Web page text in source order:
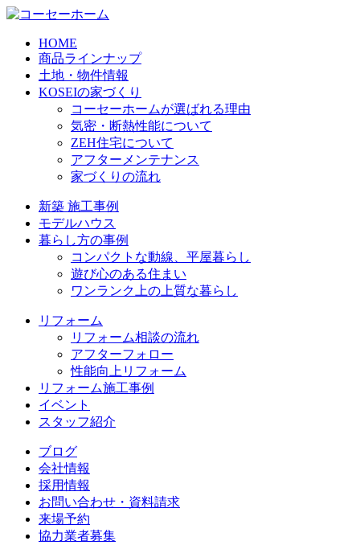
HOME
商品ラインナップ
土地・物件情報
KOSEIの家づくり
コーセーホームが選ばれる理由
気密・断熱性能について
ZEH住宅について
アフターメンテナンス
家づくりの流れ
新築 施工事例
モデルハウス
暮らし方の事例
コンパクトな動線、平屋暮らし
遊び心のある住まい
ワンランク上の上質な暮らし
リフォーム
リフォーム相談の流れ
アフターフォロー
性能向上リフォーム
リフォーム施工事例
イベント
スタッフ紹介
ブログ
会社情報
採用情報
お問い合わせ・資料請求
来場予約
協力業者募集